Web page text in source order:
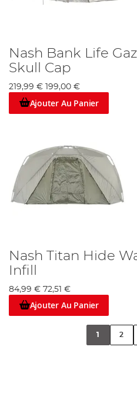
Nash Bank Life
Skull Cap
219,99 € 199,00 €
Ajouter Au Panier
Nash Titan Hide
Infill
84,99 € 72,51 €
Ajouter Au Panier
1 2